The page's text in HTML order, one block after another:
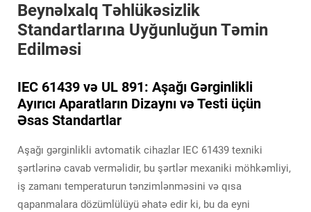
Beynəlxalq Təhlükəsizlik
Standartlarına Uyğunluğun Təmin
Edilməsi
IEC 61439 və UL 891: Aşağı Gərginlikli
Ayırıcı Aparatların Dizaynı və Testi üçün
Əsas Standartlar
Aşağı gərginlikli avtomatik cihazlar IEC 61439 texniki
şərtlərinə cavab verməlidir, bu şərtlər mexaniki möhkəmliyi,
iş zamanı temperaturun tənzimlənməsini və qısa
qapanmalara dözümlülüyü əhatə edir ki, bu da eyni